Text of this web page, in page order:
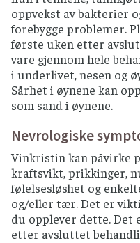
oppvekst av bakterier
forebygge problemer.
første uken etter
vare gjennom hele
i underlivet, nesen og
Sårhet i øynene kan
som sand i øynene.
Nevrologiske
Vinkristin kan påvirke
kraftsvikt, prikkinger,
følelsesløshet og
og/eller tær. Det er
du opplever dette. Det
etter avsluttet